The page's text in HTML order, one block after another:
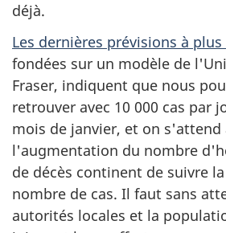
déjà.
Les dernières prévisions à
fondées sur un modèle de
Fraser, indiquent que nous
retrouver avec 10 000 cas par
mois de janvier, et on s'attend
l'augmentation du nombre
de décès continent de suivre
nombre de cas. Il faut sans
autorités locales et la